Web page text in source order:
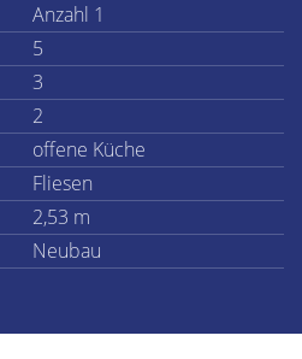
Anzahl 1
5
3
2
offene Küche
Fliesen
2,53 m
Neubau